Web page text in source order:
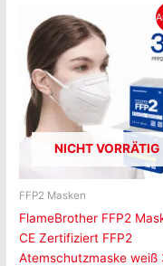
NICHT VORRÄTIG
FFP2 Masken
FlameBrother FFP2
CE Zertifiziert FFP2
Atemschutzmaske weiß
Preis
war:
€21.99
Preis
ist:
€14.99.